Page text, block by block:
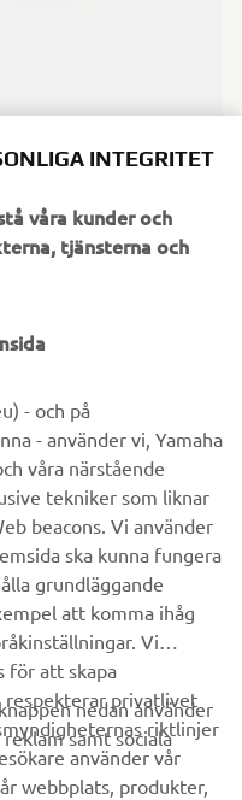
INTEGRITET
våra kunder och
tjänsterna och
- och på
- använder vi, Yamaha
våra närstående
tekniker som liknar
beacons. Vi använder
ska kunna fungera
grundläggande
att komma ihåg
Vi
för att skapa
respekterar privatlivet
riktlinjer
använder vår
webbplats, produkter,
nedan använder
samt sociala